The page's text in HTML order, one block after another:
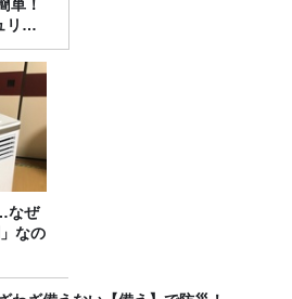
単！
リン
ピ
なぜ
なの